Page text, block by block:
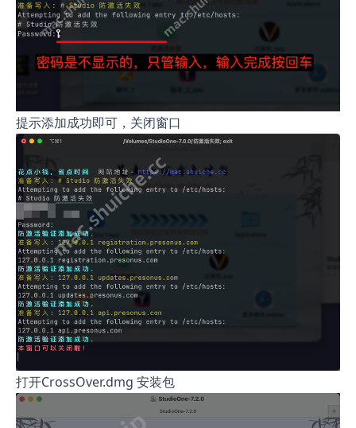
提示添加成功即可，关闭窗口
打开CrossOver.dmg 安装包